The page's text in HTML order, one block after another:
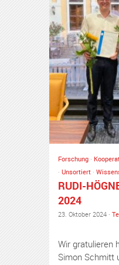
Forschung ·
· Unsortiert ·
RUDI-
2024
23. Oktober 2024 ·
Wir gratulieren
Simon Schmitt